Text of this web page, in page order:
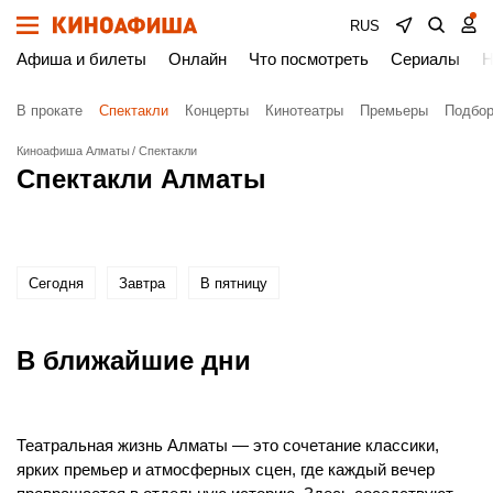
RUS
Афиша и билеты Онлайн Что посмотреть Сериалы
В прокате Спектакли Концерты Кинотеатры Премьеры
Киноафиша Алматы Спектакли
Спектакли Алматы
Сегодня Завтра В пятницу
В ближайшие дни
Театральная жизнь Алматы — это сочетание классики,
ярких премьер и атмосферных сцен, где каждый вечер